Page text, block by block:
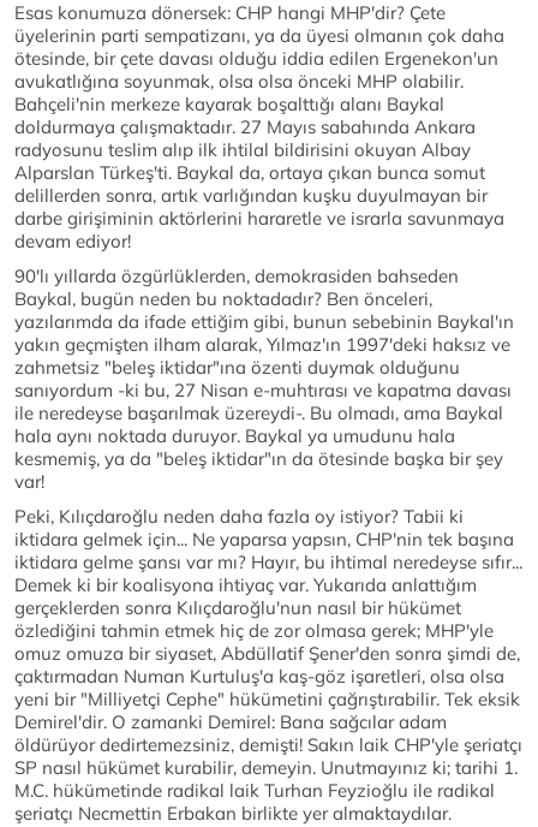
Esas konumuza dönersek: CHP hangi MHP'dir? Çete
üyelerinin parti sempatizanı, ya da üyesi olmanın çok daha
ötesinde, bir çete davası olduğu iddia edilen Ergenekon'un
avukatlığına soyunmak, olsa olsa önceki MHP olabilir.
Bahçeli'nin merkeze kayarak boşalttığı alanı Baykal
doldurmaya çalışmaktadır. 27 Mayıs sabahında Ankara
radyosunu teslim alıp ilk ihtilal bildirisini okuyan Albay
Alparslan Türkeş'ti. Baykal da, ortaya çıkan bunca somut
delillerden sonra, artık varlığından kuşku duyulmayan bir
darbe girişiminin aktörlerini hararetle ve israrla savunmaya
devam ediyor!
90'lı yıllarda özgürlüklerden, demokrasiden bahseden
Baykal, bugün neden bu noktadadır? Ben önceleri,
yazılarımda da ifade ettiğim gibi, bunun sebebinin Baykal'ın
yakın geçmişten ilham alarak, Yılmaz'ın 1997'deki haksız ve
zahmetsiz "beleş iktidar"ına özenti duymak olduğunu
sanıyordum -ki bu, 27 Nisan e-muhtırası ve kapatma davası
ile neredeyse başarılmak üzereydi-. Bu olmadı, ama Baykal
hala aynı noktada duruyor. Baykal ya umudunu hala
kesmemiş, ya da "beleş iktidar"ın da ötesinde başka bir şey
var!
Peki, Kılıçdaroğlu neden daha fazla oy istiyor? Tabii ki
iktidara gelmek için... Ne yaparsa yapsın, CHP'nin tek başına
iktidara gelme şansı var mı? Hayır, bu ihtimal neredeyse sıfır...
Demek ki bir koalisyona ihtiyaç var. Yukarıda anlattığım
gerçeklerden sonra Kılıçdaroğlu'nun nasıl bir hükümet
özlediğini tahmin etmek hiç de zor olmasa gerek; MHP'yle
omuz omuza bir siyaset, Abdüllatif Şener'den sonra şimdi de,
çaktırmadan Numan Kurtuluş'a kaş-göz işaretleri, olsa olsa
yeni bir "Milliyetçi Cephe" hükümetini çağrıştırabilir. Tek eksik
Demirel'dir. O zamanki Demirel: Bana sağcılar adam
öldürüyor dedirtemezsiniz, demişti! Sakın laik CHP'yle şeriatçı
SP nasıl hükümet kurabilir, demeyin. Unutmayınız ki; tarihi 1.
M.C. hükümetinde radikal laik Turhan Feyzioğlu ile radikal
şeriatçı Necmettin Erbakan birlikte yer almaktaydılar.